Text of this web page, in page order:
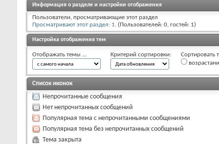
Информация о разделе и настройки отображения
Пользователи, просматривающие этот раздел
Просматривают этот раздел: 1. (Пользователей: 0, гостей: 1)
Настройка отображения тем
Отображать темы ... Критерий сортировки:
Сортировать
Список иконок
Непрочитанные сообщения
Нет непрочитанных сообщений
Популярная тема с непрочитанными сообщениями
Популярная тема без непрочитанных сообщений
Тема закрыта